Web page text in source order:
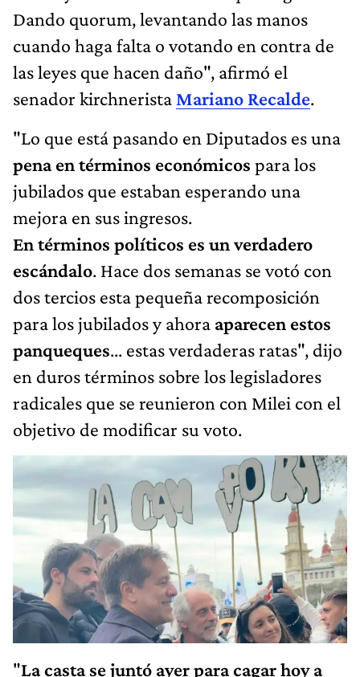
Dando quorum, levantando las manos
cuando haga falta o votando en contra de
las leyes que hacen daño", afirmó el
senador kirchneristaMariano Recalde.
"Lo que está pasando en Diputados es una
pena en términos económicos para los
jubilados que estaban esperando una
mejora en sus ingresos.
En términos políticos es un verdadero
escándalo. Hace dos semanas se votó con
dos tercios esta pequeña recomposición
para los jubilados y ahora aparecen estos
panqueques... estas verdaderas ratas", dijo
en duros términos sobre los legisladores
radicales que se reunieron con Milei con el
objetivo de modificar su voto.
"La casta se juntó ayer para cagar hoy a